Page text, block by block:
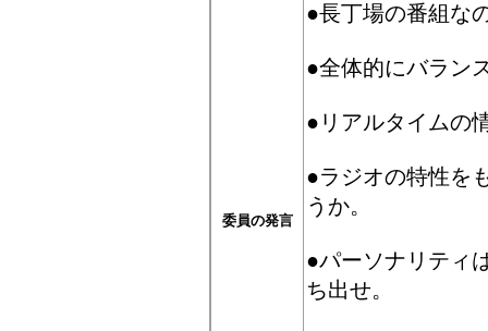
委員の発言
●長丁場の番組な
●全体的にバラン
●リアルタイムの
●ラジオの特性を
うか。
●パーソナリティ
ち出せ。